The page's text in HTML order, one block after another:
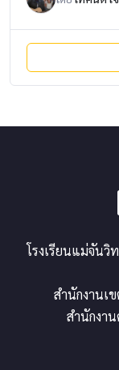
โรงเรียนแม่จันวิ
สำนักงานเ
สำนักงา